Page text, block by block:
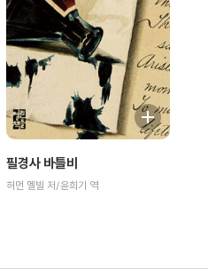
필경사 바틀비
허먼 멜빌 저/윤희기 역